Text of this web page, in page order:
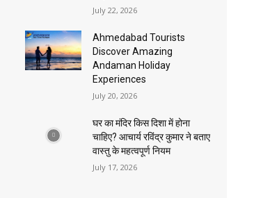
July 22, 2026
Ahmedabad Tourists
Discover Amazing
Andaman Holiday
Experiences
July 20, 2026
घर का मंदिर किस दिशा में होना
चाहिए? आचार्य रविंद्र कुमार ने बताए
वास्तु के महत्वपूर्ण नियम
July 17, 2026